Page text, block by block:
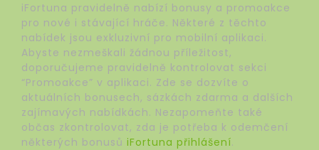
iFortuna pravidelně nabízí bonusy a promoakce
pro nové i stávající hráče. Některé z těchto
nabídek jsou exkluzivní pro mobilní aplikaci.
Abyste nezmeškali žádnou příležitost,
doporučujeme pravidelně kontrolovat sekci
“Promoakce” v aplikaci. Zde se dozvíte o
aktuálních bonusech, sázkách zdarma a dalších
zajímavých nabídkách. Nezapomeňte také
občas zkontrolovat, zda je potřeba k odemčení
některých bonusů iFortuna přihlášení.